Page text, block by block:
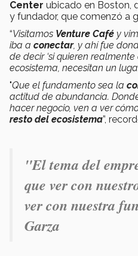
Center ubicado en Boston,
y fundador, que comenzó a
“Visitamos Venture Café y
iba a conectar, y ahí fue
de decir ‘si quieren
ecosistema, necesitan un
"Que el fundamento sea la
actitud de abundancia.
hacer negocio, ven a ver
resto del ecosistema”,
"El tema del
que ver con
ver con nuestra
Garza